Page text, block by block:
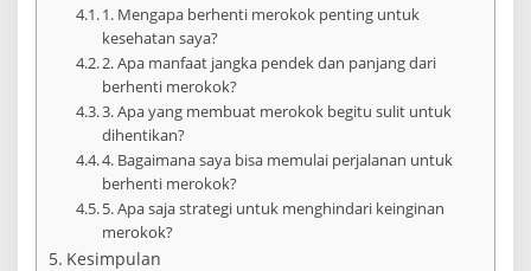
1. Mengapa berhenti merokok penting untuk
kesehatan saya?
2. Apa manfaat jangka pendek dan panjang dari
berhenti merokok?
3. Apa yang membuat merokok begitu sulit untuk
dihentikan?
4. Bagaimana saya bisa memulai perjalanan untuk
berhenti merokok?
5. Apa saja strategi untuk menghindari keinginan
merokok?
Kesimpulan